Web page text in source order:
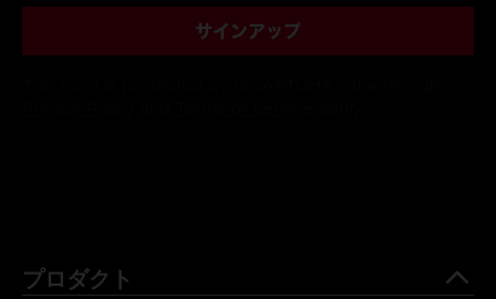
プロダクト
サインアップ